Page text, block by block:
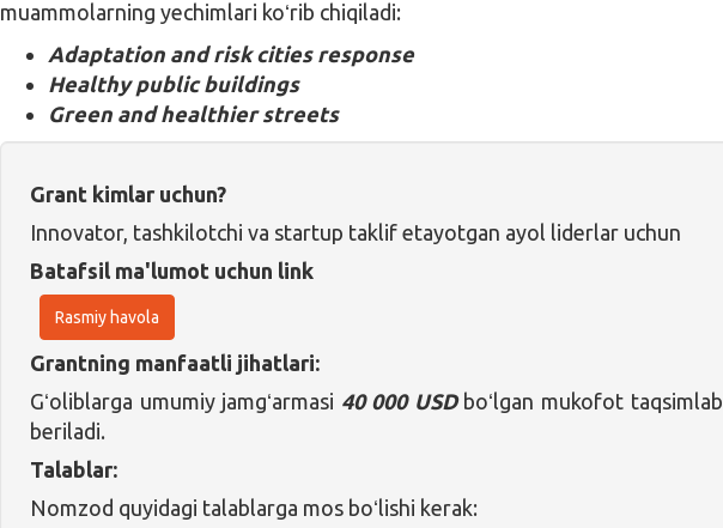
muammolarning yechimlari koʻrib chiqiladi:
Adaptation and risk cities response
Healthy public buildings
Green and healthier streets
Grant kimlar uchun?
Innovator, tashkilotchi va startup taklif etayotgan ayol liderlar uchun
Batafsil ma'lumot uchun link
Rasmiy havola
Grantning manfaatli jihatlari:
Gʻoliblarga umumiy jamgʻarmasi 40 000 USDboʻlgan mukofot taqsimlab
beriladi.
Talablar:
Nomzod quyidagi talablarga mos boʻlishi kerak: